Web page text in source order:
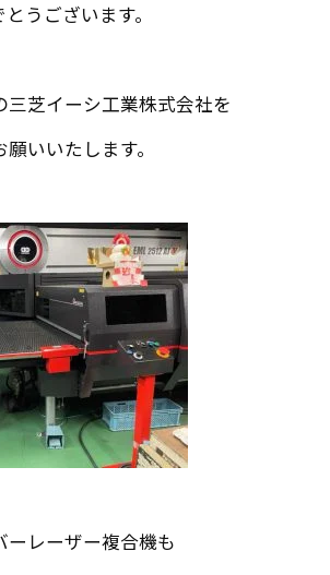
うございます。
三芝イーシ工業株式会社を
いいたします。
ーレーザー複合機も